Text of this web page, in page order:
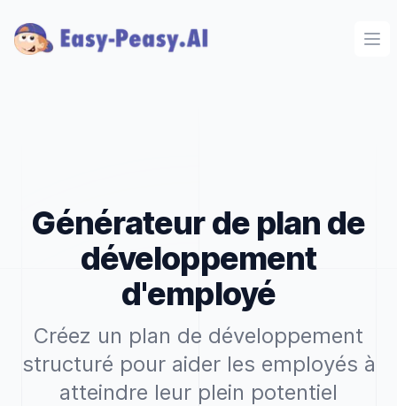
Générateur de plan de
développement
d'employé
Créez un plan de développement
structuré pour aider les employés à
atteindre leur plein potentiel